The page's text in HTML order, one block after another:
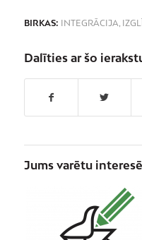
BIRKAS: INTEGRĀCIJA,
Dalīties ar šo
Jums varētu